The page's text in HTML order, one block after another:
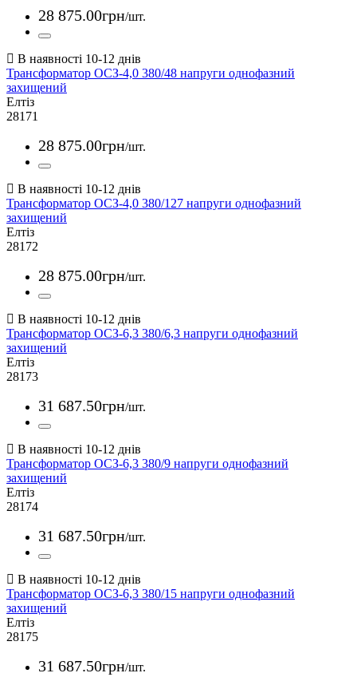
28 875.00грн/шт.
Трансформатор ОСЗ-4,0 380/48 напруги однофазний
захищений
Елтіз
28171
28 875.00грн/шт.
Трансформатор ОСЗ-4,0 380/127 напруги однофазний
захищений
Елтіз
28172
28 875.00грн/шт.
Трансформатор ОСЗ-6,3 380/6,3 напруги однофазний
захищений
Елтіз
28173
31 687.50грн/шт.
Трансформатор ОСЗ-6,3 380/9 напруги однофазний
захищений
Елтіз
28174
31 687.50грн/шт.
Трансформатор ОСЗ-6,3 380/15 напруги однофазний
захищений
Елтіз
28175
31 687.50грн/шт.